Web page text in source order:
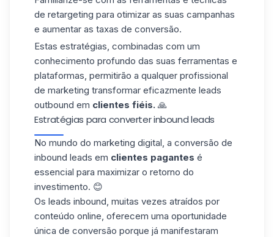
de retargeting para otimizar as suas campanhas
e aumentar as taxas de conversão.
Estas estratégias, combinadas com um
conhecimento profundo das suas ferramentas e
plataformas, permitirão a qualquer profissional
de marketing transformar eficazmente leads
outbound em clientes fiéis. 🙏
Estratégias para converter inbound leads
No mundo do marketing digital, a conversão de
inbound leads em clientes pagantes é
essencial para maximizar o retorno do
investimento. 😊
Os leads inbound, muitas vezes atraídos por
conteúdo online, oferecem uma oportunidade
única de conversão porque já manifestaram